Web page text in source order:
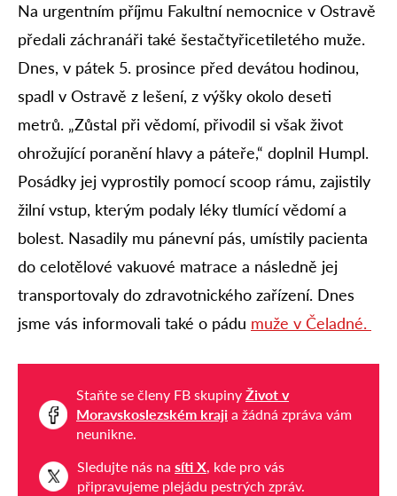
Na urgentním příjmu Fakultní nemocnice v Ostravě
předali záchranáři také šestačtyřicetiletého muže.
Dnes, v pátek 5. prosince před devátou hodinou,
spadl v Ostravě z lešení, z výšky okolo deseti
metrů. „Zůstal při vědomí, přivodil si však život
ohrožující poranění hlavy a páteře,“ doplnil Humpl.
Posádky jej vyprostily pomocí scoop rámu, zajistily
žilní vstup, kterým podaly léky tlumící vědomí a
bolest. Nasadily mu pánevní pás, umístily pacienta
do celotělové vakuové matrace a následně jej
transportovaly do zdravotnického zařízení. Dnes
jsme vás informovali také o pádu muže v Čeladné.
Staňte se členy FB skupiny Život v
Moravskoslezském kraji a žádná zpráva vám
neunikne.
Sledujte nás na síti X, kde pro vás
připravujeme plejádu pestrých zpráv.